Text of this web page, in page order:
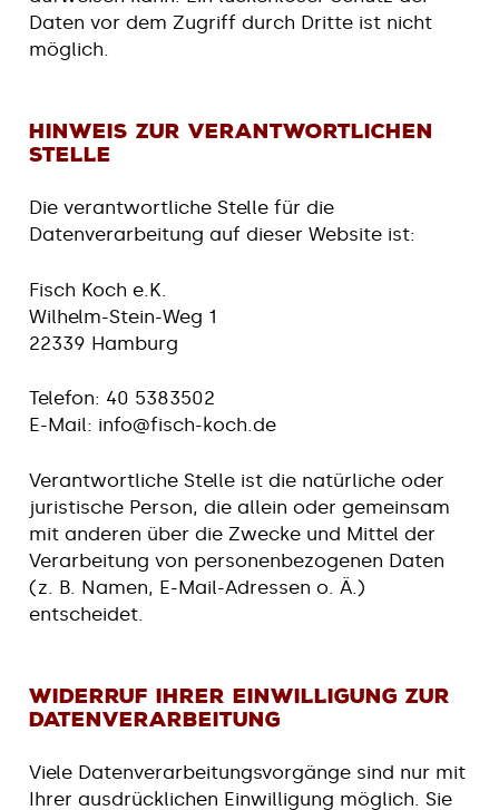
Daten vor dem Zugriff durch Dritte ist nicht
möglich.
Hinweis zur verantwortlichen
Stelle
Die verantwortliche Stelle für die
Datenverarbeitung auf dieser Website ist:
Fisch Koch e.K.
Wilhelm-Stein-Weg 1
22339 Hamburg
Telefon: 40 5383502
E-Mail: info@fisch-koch.de
Verantwortliche Stelle ist die natürliche oder
juristische Person, die allein oder gemeinsam
mit anderen über die Zwecke und Mittel der
Verarbeitung von personenbezogenen Daten
(z. B. Namen, E-Mail-Adressen o. Ä.)
entscheidet.
Widerruf Ihrer Einwilligung zur
Datenverarbeitung
Viele Datenverarbeitungsvorgänge sind nur mit
Ihrer ausdrücklichen Einwilligung möglich. Sie